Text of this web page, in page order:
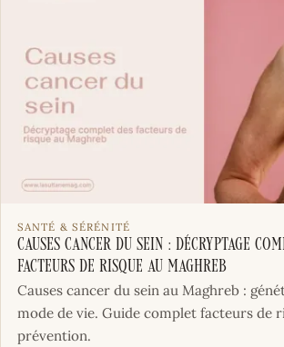
SANTÉ & SÉRÉNITÉ
Causes cancer du sein : Décryptage
facteurs de risque au Maghreb
Causes cancer du sein au Maghreb :
mode de vie. Guide complet facteurs de
prévention.